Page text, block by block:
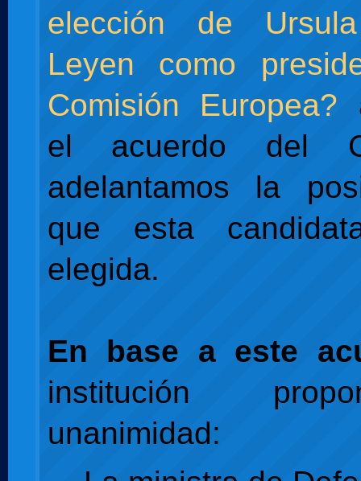
elección de
Leyen como
Comisión Europea?
el acuerdo del
adelantamos la
que esta
elegida.
En base a este
institución
unanimidad: